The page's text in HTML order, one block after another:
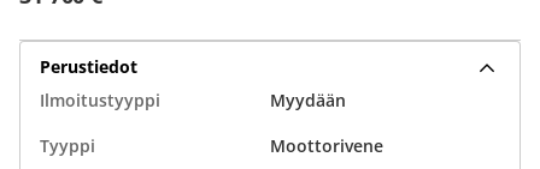
Perustiedot
Ilmoitustyyppi
Myydään
Tyyppi
Moottorivene